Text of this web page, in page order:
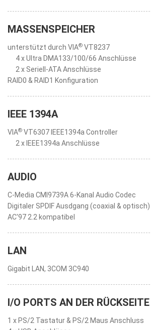
MASSENSPEICHER
unterstützt durch VIA® VT8237
4 x Ultra DMA133/100/66 Anschlüsse
2 x Seriell-ATA Anschlüsse
RAID0 & RAID1 Konfiguration
IEEE 1394A
VIA® VT6307 IEEE1394a Controller
2 x IEEE1394a Anschlüsse
AUDIO
C-Media CMI9739A 6-Kanal Audio Codec
Digitaler SPDIF Ausdgang (coaxial & optisch)
AC'97 2.2 kompatibel
LAN
Gigabit LAN, 3COM 3C940
I/O PORTS AN DER RÜCKSEITE
1 x PS/2 Tastatur & PS/2 Maus Anschluss